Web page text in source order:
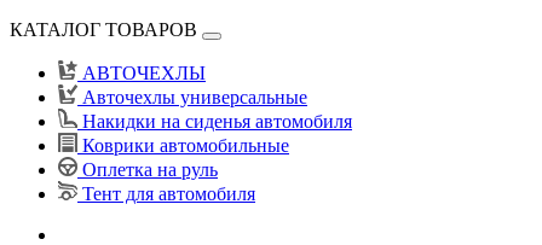
КАТАЛОГ ТОВАРОВ
АВТОЧЕХЛЫ
Авточехлы универсальные
Накидки на сиденья автомобиля
Коврики автомобильные
Оплетка на руль
Тент для автомобиля